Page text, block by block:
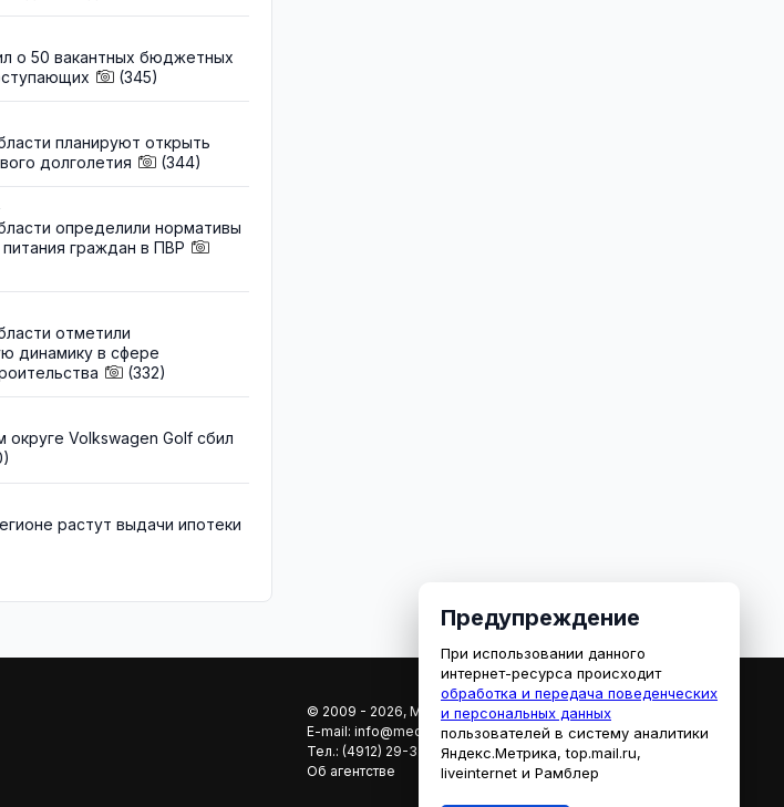
о 50 вакантных бюджетных
(345)
планируют открыть
долголетия
(344)
определили нормативы
граждан в ПВР
отметили
динамику в сфере
(332)
округе Volkswagen Golf сбил
растут выдачи ипотеки
© 2009 - 2026, МЕДИАРЯЗАНЬ
E-mail: info@mediaryazan.ru, reklama@mediaryazan.ru
Тел.: (4912) 29-33-66
Об агентстве
Предупреждение
При использовании данного
интернет-ресурса происходит
обработка и передача поведенческих
и персональных данных
пользователей в систему аналитики
Яндекс.Метрика, top.mail.ru,
liveinternet и Рамблер